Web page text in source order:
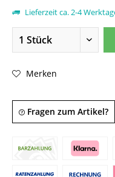
Lieferzeit ca. 2-4
Merken
Fragen zum Artikel?